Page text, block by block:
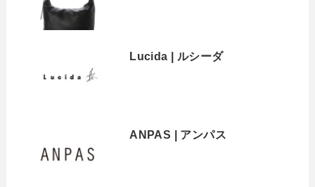
Lucida | ルシーダ
ANPAS | アンパス